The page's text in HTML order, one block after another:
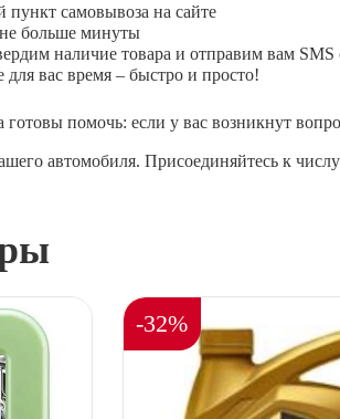
самовывоза на сайте
больше минуты
наличие товара и отправим вам
для вас время – быстро и просто!
помочь: если у вас возникнут
автомобиля. Присоединяйтесь к
-32%